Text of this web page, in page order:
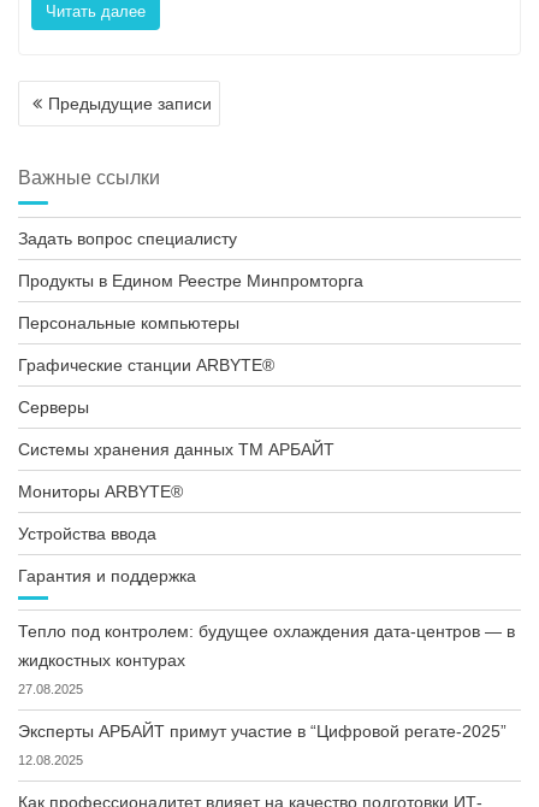
Читать далее
Навигация
по
Предыдущие записи
Важные ссылки
Задать вопрос специалисту
Продукты в Едином Реестре Минпромторга
Персональные компьютеры
Графические станции ARBYTE®
Серверы
Системы хранения данных ТМ АРБАЙТ
Мониторы ARBYTE®
Устройства ввода
Гарантия и поддержка
Тепло под контролем: будущее охлаждения дата-центров — в
жидкостных контурах
27.08.2025
Эксперты АРБАЙТ примут участие в “Цифровой регате-2025”
12.08.2025
Как профессионалитет влияет на качество подготовки ИТ-